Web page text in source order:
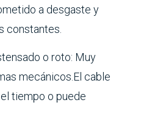
a desgaste y
constantes.
o roto: Muy
mecánicos.El cable
tiempo o puede